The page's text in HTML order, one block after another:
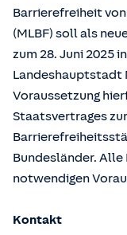
Barrierefreiheit
(MLBF) soll als
zum 28. Juni 2025
Landeshauptstadt
Voraussetzung
Staatsvertrages
Bundesländer.
notwendigen
Kontakt